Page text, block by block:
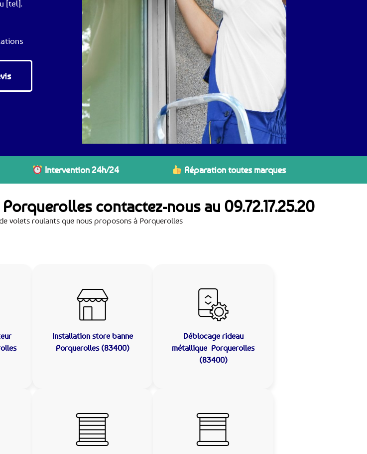
[tel].
Intervention 24h/24 Réparation toutes marques
contactez-nous au 09.72.17.25.20
volets roulants que nous proposons à Porquerolles
Installation store banne
Porquerolles (83400)
Déblocage rideau
métallique Porquerolles
(83400)